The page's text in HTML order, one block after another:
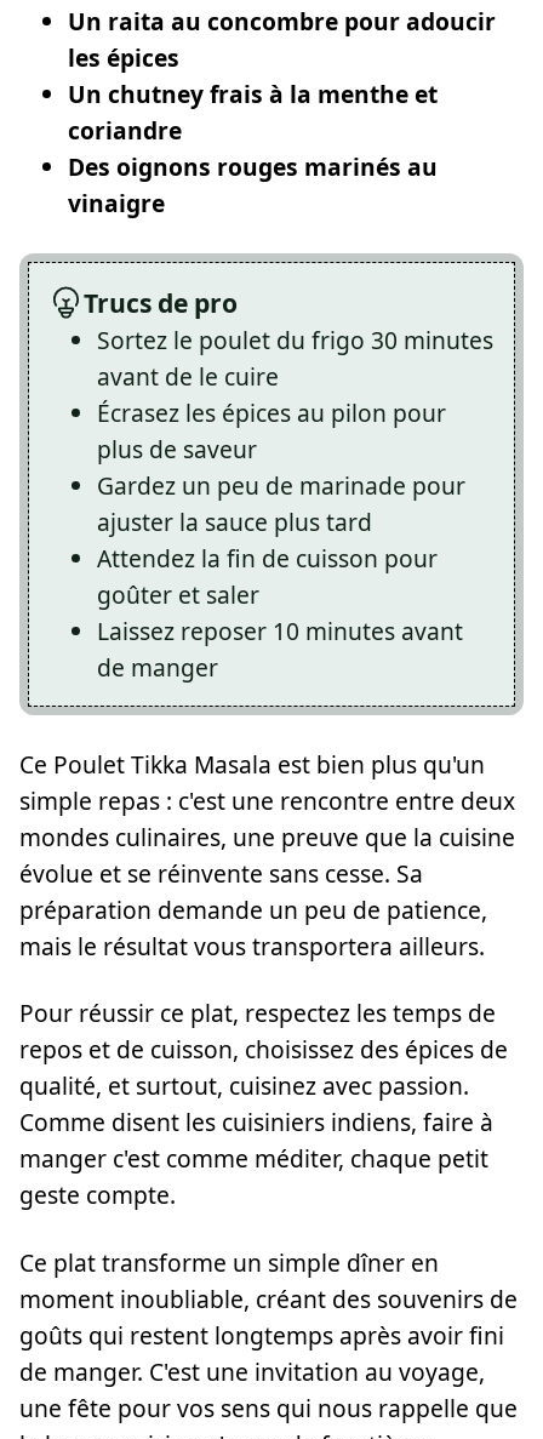
Un raita au concombre pour adoucir
les épices
Un chutney frais à la menthe et
coriandre
Des oignons rouges marinés au
vinaigre
Trucs de pro
Sortez le poulet du frigo 30 minutes
avant de le cuire
Écrasez les épices au pilon pour
plus de saveur
Gardez un peu de marinade pour
ajuster la sauce plus tard
Attendez la fin de cuisson pour
goûter et saler
Laissez reposer 10 minutes avant
de manger
Ce Poulet Tikka Masala est bien plus qu'un
simple repas : c'est une rencontre entre deux
mondes culinaires, une preuve que la cuisine
évolue et se réinvente sans cesse. Sa
préparation demande un peu de patience,
mais le résultat vous transportera ailleurs.
Pour réussir ce plat, respectez les temps de
repos et de cuisson, choisissez des épices de
qualité, et surtout, cuisinez avec passion.
Comme disent les cuisiniers indiens, faire à
manger c'est comme méditer, chaque petit
geste compte.
Ce plat transforme un simple dîner en
moment inoubliable, créant des souvenirs de
goûts qui restent longtemps après avoir fini
de manger. C'est une invitation au voyage,
une fête pour vos sens qui nous rappelle que